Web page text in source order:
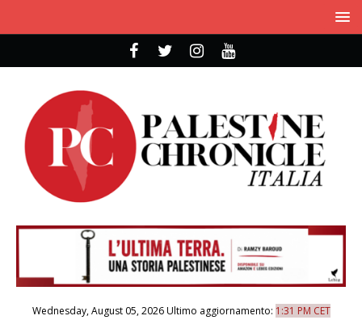
Wednesday, August 05, 2026Ultimo aggiornamento: 1:31 PM CET